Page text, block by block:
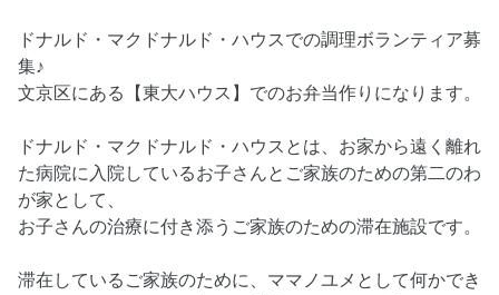
ドナルド・マクドナルド・ハウスでの調理ボランティア募
集♪
文京区にある【東大ハウス】でのお弁当作りになります。
ドナルド・マクドナルド・ハウスとは、お家から遠く離れ
た病院に入院しているお子さんとご家族のための第二のわ
が家として、
お子さんの治療に付き添うご家族のための滞在施設です。
滞在しているご家族のために、ママノユメとして何かでき